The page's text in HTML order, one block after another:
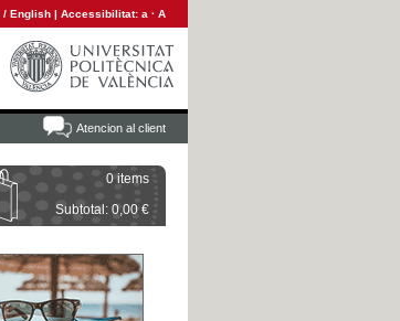
/ English | Accessibilitat: a · A
Atencion al client
0 items
Subtotal: 0,00 €